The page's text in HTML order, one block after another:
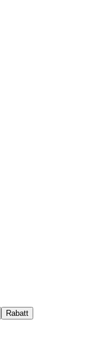
Rabatt